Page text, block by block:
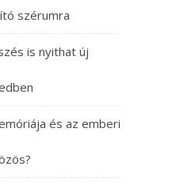
szérumra
is nyithat új
és az emberi